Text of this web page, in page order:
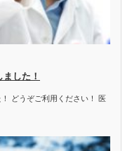
した！
どうぞご利用ください！ 医